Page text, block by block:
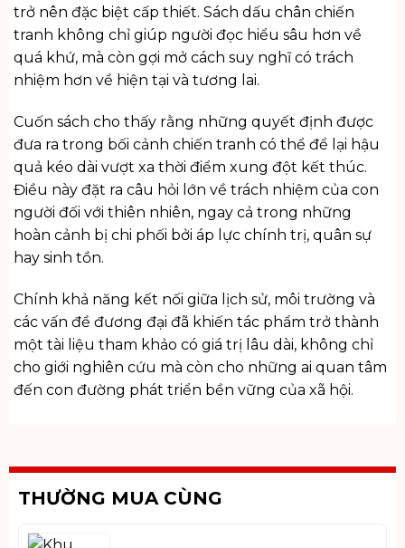
trở nên đặc biệt cấp thiết. Sách dấu chân chiến
tranh không chỉ giúp người đọc hiểu sâu hơn về
quá khứ, mà còn gợi mở cách suy nghĩ có trách
nhiệm hơn về hiện tại và tương lai.
Cuốn sách cho thấy rằng những quyết định được
đưa ra trong bối cảnh chiến tranh có thể để lại hậu
quả kéo dài vượt xa thời điểm xung đột kết thúc.
Điều này đặt ra câu hỏi lớn về trách nhiệm của con
người đối với thiên nhiên, ngay cả trong những
hoàn cảnh bị chi phối bởi áp lực chính trị, quân sự
hay sinh tồn.
Chính khả năng kết nối giữa lịch sử, môi trường và
các vấn đề đương đại đã khiến tác phẩm trở thành
một tài liệu tham khảo có giá trị lâu dài, không chỉ
cho giới nghiên cứu mà còn cho những ai quan tâm
đến con đường phát triển bền vững của xã hội.
THƯỜNG MUA CÙNG